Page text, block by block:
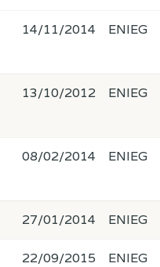
14/11/2014 ENIEG
13/10/2012 ENIEG
08/02/2014 ENIEG
27/01/2014 ENIEG
22/09/2015 ENIEG